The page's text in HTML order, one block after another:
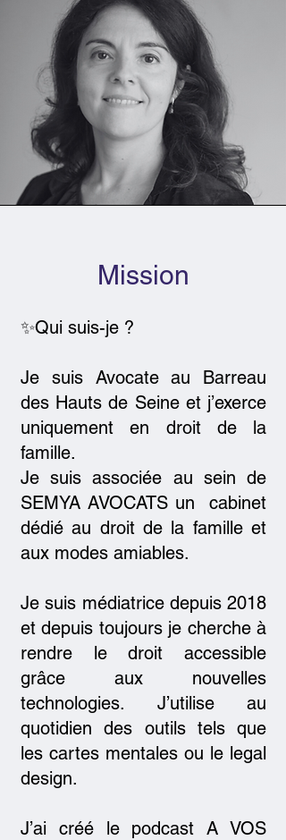
Mission
✨Qui suis-je ?
Je suis Avocate au Barreau
des Hauts de Seine et j’exerce
uniquement en droit de la
famille.
Je suis associée au sein de
SEMYA AVOCATS un cabinet
dédié au droit de la famille et
aux modes amiables.
Je suis médiatrice depuis 2018
et depuis toujours je cherche à
rendre le droit accessible
grâce aux nouvelles
technologies. J’utilise au
quotidien des outils tels que
les cartes mentales ou le legal
design.
J’ai créé le podcast A VOS